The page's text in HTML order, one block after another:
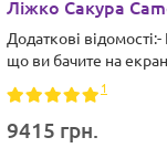
Ліжко Сакура
Додаткові
що ви бачите на
1
9415 грн.